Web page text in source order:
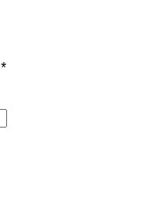
*Erforderlich